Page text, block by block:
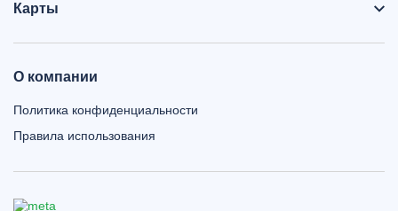
Карты
О компании
Политика конфиденциальности
Правила использования